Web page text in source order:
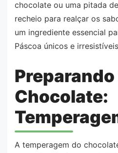
chocolate ou uma pitada
recheio para realçar os
um ingrediente essencial
Páscoa únicos e
Preparando
Chocolate:
A temperagem do